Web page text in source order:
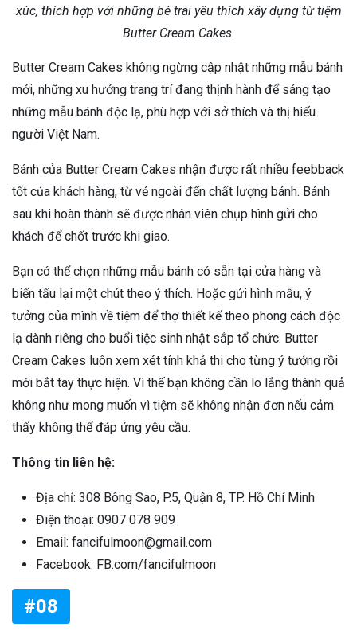
xúc, thích hợp với những bé trai yêu thích xây dựng từ tiệm
Butter Cream Cakes.
Butter Cream Cakes không ngừng cập nhật những mẫu bánh
mới, những xu hướng trang trí đang thịnh hành để sáng tạo
những mẫu bánh độc lạ, phù hợp với sở thích và thị hiếu
người Việt Nam.
Bánh của Butter Cream Cakes nhận được rất nhiều feebback
tốt của khách hàng, từ vẻ ngoài đến chất lượng bánh. Bánh
sau khi hoàn thành sẽ được nhân viên chụp hình gửi cho
khách để chốt trước khi giao.
Bạn có thể chọn những mẫu bánh có sẵn tại cửa hàng và
biến tấu lại một chút theo ý thích. Hoặc gửi hình mẫu, ý
tưởng của mình về tiệm để thợ thiết kế theo phong cách độc
lạ dành riêng cho buổi tiệc sinh nhật sắp tổ chức. Butter
Cream Cakes luôn xem xét tính khả thi cho từng ý tưởng rồi
mới bắt tay thực hiện. Vì thế bạn không cần lo lắng thành quả
không như mong muốn vì tiệm sẽ không nhận đơn nếu cảm
thấy không thể đáp ứng yêu cầu.
Thông tin liên hệ:
Địa chỉ: 308 Bông Sao, P.5, Quận 8, TP. Hồ Chí Minh
Điện thoại: 0907 078 909
Email: fancifulmoon@gmail.com
Facebook: FB.com/fancifulmoon
#08